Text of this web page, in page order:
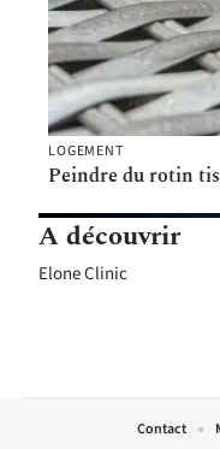
LOGEMENT
Peindre du rotin
A découvrir
Elone Clinic
Contact